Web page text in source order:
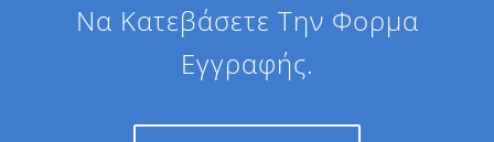
Να Κατεβάσετε Την Φορμα
Εγγραφής.